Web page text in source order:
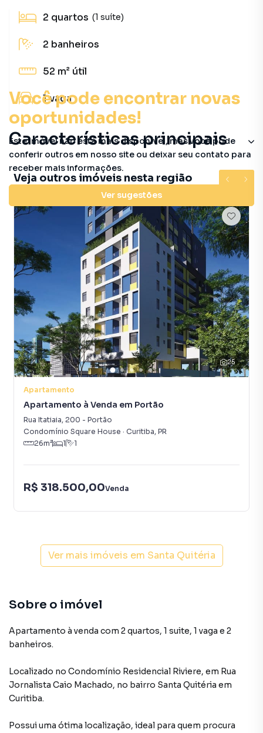
Você pode encontrar novas
oportunidades!
Este imóvel não está mais disponível, mas você pode
conferir outros em nosso site ou deixar seu contato para
receber mais informações.
Ver sugestões
2 quartos (1 suíte)
2 banheiros
52 m² útil
1vaga
Características principais
Veja outros imóveis nesta região
25
Apartamento
Apartamento à Venda em Portão
Rua Itatiaia, 200 - Portão
Condomínio Square House · Curitiba, PR
26m² 1 1
R$ 318.500,00Venda
Ver mais imóveis em Santa Quitéria
Sobre o imóvel
Apartamento à venda com 2 quartos, 1 suite, 1 vaga e 2
banheiros.
Localizado no Condomínio Residencial Riviere, em Rua
Jornalista Caio Machado, no bairro Santa Quitéria em
Curitiba.
Possui uma ótima localização, ideal para quem procura